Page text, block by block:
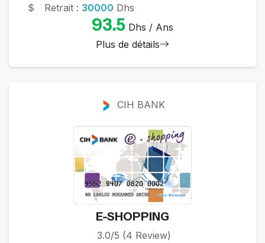
Retrait : 30000 Dhs
93.5 Dhs / Ans
Plus de détails
CIH BANK
E-SHOPPING
3.0/5 (4 Review)